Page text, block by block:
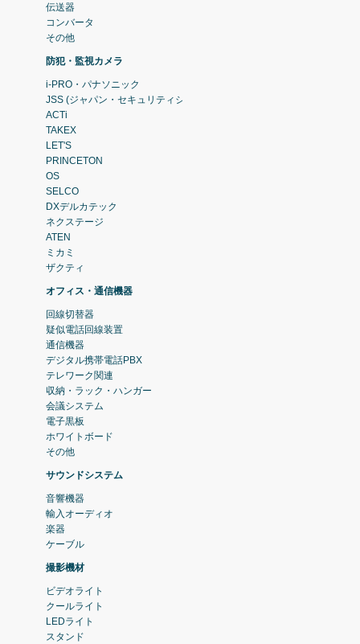
伝送器
コンバータ
その他
防犯・監視カメラ
i-PRO・パナソニック
JSS (ジャパン・セキュリティシステム)
ACTi
TAKEX
LET'S
PRINCETON
OS
SELCO
DXデルカテック
ネクステージ
ATEN
ミカミ
ザクティ
オフィス・通信機器
回線切替器
疑似電話回線装置
通信機器
デジタル携帯電話PBX
テレワーク関連
収納・ラック・ハンガー
会議システム
電子黒板
ホワイトボード
その他
サウンドシステム
音響機器
輸入オーディオ
楽器
ケーブル
撮影機材
ビデオライト
クールライト
LEDライト
スタンド